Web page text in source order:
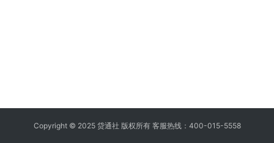
Copyright © 2025 贷通社 版权所有 客服热线：400-015-5558